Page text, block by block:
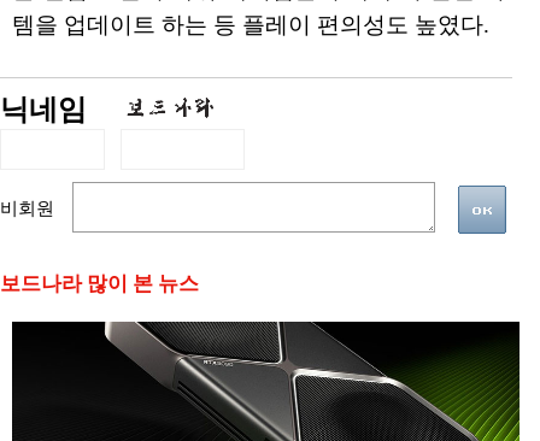
템을 업데이트 하는 등 플레이 편의성도 높였다.
닉네임
비회원
보드나라 많이 본 뉴스